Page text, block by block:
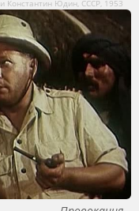
и Константин Юдин, СССР, 1953